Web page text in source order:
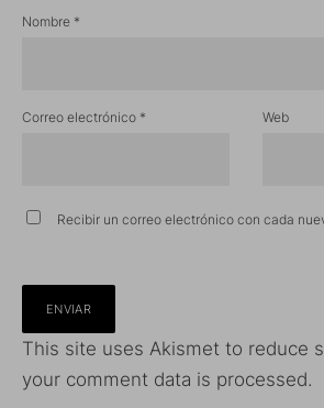
Nombre *
Correo electrónico * Web
Recibir un correo electrónico con cada
This site uses Akismet to reduce
your comment data is processed.